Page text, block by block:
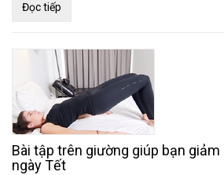
Đọc tiếp
Bài tập trên giường giúp bạn
ngày Tết